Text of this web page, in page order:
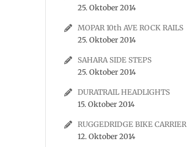
25. Oktober 2014
MOPAR 10th AVE ROCK RAILS
25. Oktober 2014
SAHARA SIDE STEPS
25. Oktober 2014
DURATRAIL HEADLIGHTS
15. Oktober 2014
RUGGEDRIDGE BIKE CARRIER
12. Oktober 2014